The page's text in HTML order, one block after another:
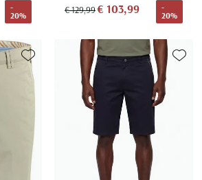
-
20%
€ 129,99€ 103,99
-
20%
Toevoegen aan favorieten